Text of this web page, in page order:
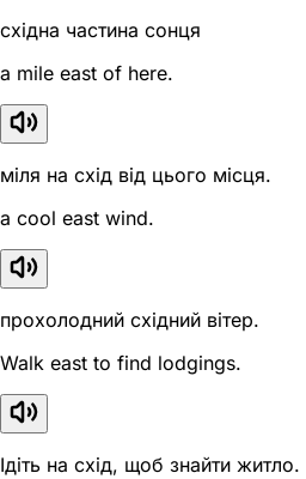
східна частина сонця
a mile east of here.
міля на схід від цього місця.
a cool east wind.
прохолодний східний вітер.
Walk east to find lodgings.
Ідіть на схід, щоб знайти житло.